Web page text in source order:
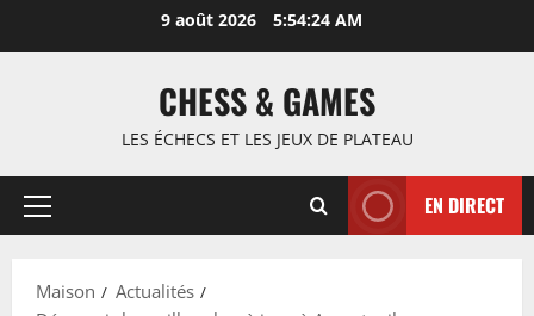
9 août 2026 5:54:25 AM
CHESS & GAMES
LES ÉCHECS ET LES JEUX DE PLATEAU
Menu
EN DIRECT
Maison
Actualités